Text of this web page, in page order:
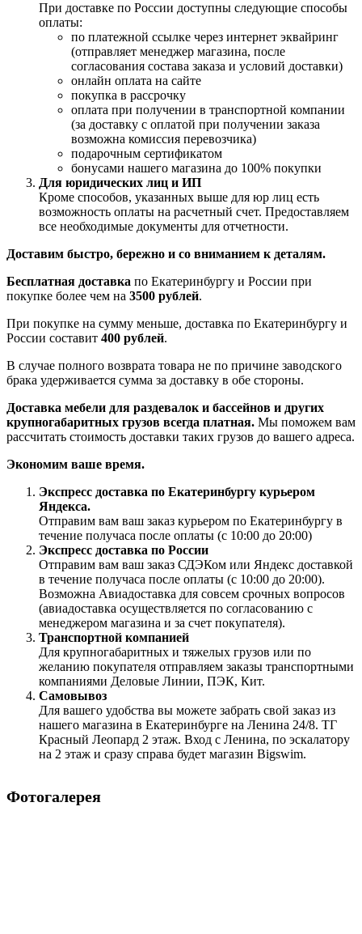
При доставке по России доступны следующие способы
оплаты:
по платежной ссылке через интернет эквайринг
(отправляет менеджер магазина, после
согласования состава заказа и условий доставки)
онлайн оплата на сайте
покупка в рассрочку
оплата при получении в транспортной компании
(за доставку с оплатой при получении заказа
возможна комиссия перевозчика)
подарочным сертификатом
бонусами нашего магазина до 100% покупки
Для юридических лиц и ИП
Кроме способов, указанных выше для юр лиц есть
возможность оплаты на расчетный счет. Предоставляем
все необходимые документы для отчетности.
Доставим быстро, бережно и со вниманием к деталям.
Бесплатная доставка по Екатеринбургу и России при
покупке более чем на 3500 рублей.
При покупке на сумму меньше, доставка по Екатеринбургу и
России составит 400 рублей.
В случае полного возврата товара не по причине заводского
брака удерживается сумма за доставку в обе стороны.
Доставка мебели для раздевалок и бассейнов и других
крупногабаритных грузов всегда платная. Мы поможем вам
рассчитать стоимость доставки таких грузов до вашего адреса.
Экономим ваше время.
Экспресс доставка по Екатеринбургу курьером
Яндекса.
Отправим вам ваш заказ курьером по Екатеринбургу в
течение получаса после оплаты (с 10:00 до 20:00)
Экспресс доставка по России
Отправим вам ваш заказ СДЭКом или Яндекс доставкой
в течение получаса после оплаты (с 10:00 до 20:00).
Возможна Авиадоставка для совсем срочных вопросов
(авиадоставка осуществляется по согласованию с
менеджером магазина и за счет покупателя).
Транспортной компанией
Для крупногабаритных и тяжелых грузов или по
желанию покупателя отправляем заказы транспортными
компаниями Деловые Линии, ПЭК, Кит.
Самовывоз
Для вашего удобства вы можете забрать свой заказ из
нашего магазина в Екатеринбурге на Ленина 24/8. ТГ
Красный Леопард 2 этаж. Вход с Ленина, по эскалатору
на 2 этаж и сразу справа будет магазин Bigswim.
Фотогалерея